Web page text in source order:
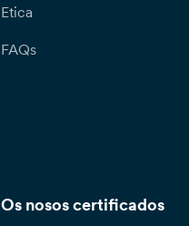
Etica
FAQs
Os nosos certificados